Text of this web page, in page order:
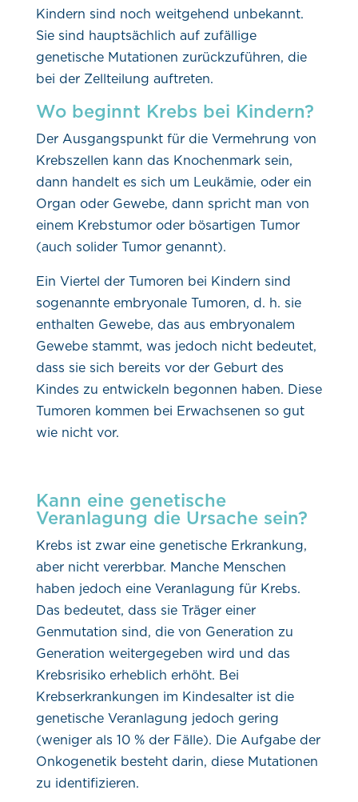
Kindern sind noch weitgehend unbekannt.
Sie sind hauptsächlich auf zufällige
genetische Mutationen zurückzuführen, die
bei der Zellteilung auftreten.
Wo beginnt Krebs bei Kindern?
Der Ausgangspunkt für die Vermehrung von
Krebszellen kann das Knochenmark sein,
dann handelt es sich um Leukämie, oder ein
Organ oder Gewebe, dann spricht man von
einem Krebstumor oder bösartigen Tumor
(auch solider Tumor genannt).
Ein Viertel der Tumoren bei Kindern sind
sogenannte embryonale Tumoren, d. h. sie
enthalten Gewebe, das aus embryonalem
Gewebe stammt, was jedoch nicht bedeutet,
dass sie sich bereits vor der Geburt des
Kindes zu entwickeln begonnen haben. Diese
Tumoren kommen bei Erwachsenen so gut
wie nicht vor.
Kann eine genetische
Veranlagung die Ursache sein?
Krebs ist zwar eine genetische Erkrankung,
aber nicht vererbbar. Manche Menschen
haben jedoch eine Veranlagung für Krebs.
Das bedeutet, dass sie Träger einer
Genmutation sind, die von Generation zu
Generation weitergegeben wird und das
Krebsrisiko erheblich erhöht. Bei
Krebserkrankungen im Kindesalter ist die
genetische Veranlagung jedoch gering
(weniger als 10 % der Fälle). Die Aufgabe der
Onkogenetik besteht darin, diese Mutationen
zu identifizieren.